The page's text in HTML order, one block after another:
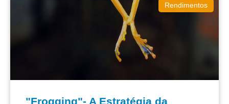
Rendimentos
"Frogging"- A Estratégia da